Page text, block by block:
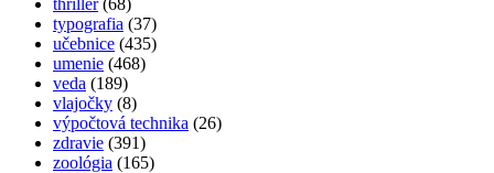
typografia (37)
učebnice (435)
umenie (468)
veda (189)
vlajočky (8)
výpočtová technika (26)
zdravie (391)
zoológia (165)